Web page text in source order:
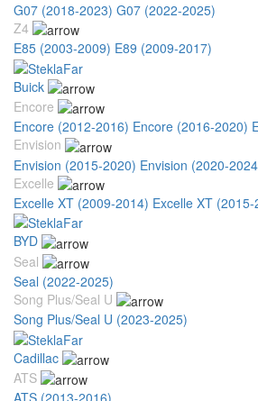
G07 (2018-2023) G07 (2022-2025)
Z4
E85 (2003-2009) E89 (2009-2017)
Buick
Encore
Encore (2012-2016) Encore (2016-2020)
Envision
Envision (2015-2020) Envision (2020-
Excelle
Excelle XT (2009-2014) Excelle XT (2015-
BYD
Seal
Seal (2022-2025)
Song Plus/Seal U
Song Plus/Seal U (2023-2025)
Cadillac
ATS